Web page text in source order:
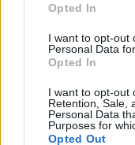
Opted In
I want to opt-out
Personal Data
Opted In
I want to opt-out
Retention, Sale,
Personal Data
Purposes for
Opted Out